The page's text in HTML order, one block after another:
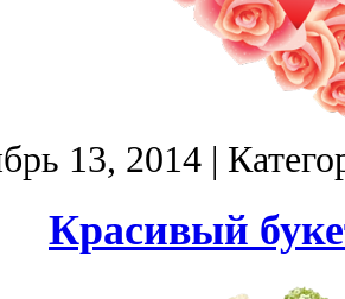
13, 2014|
Красивый